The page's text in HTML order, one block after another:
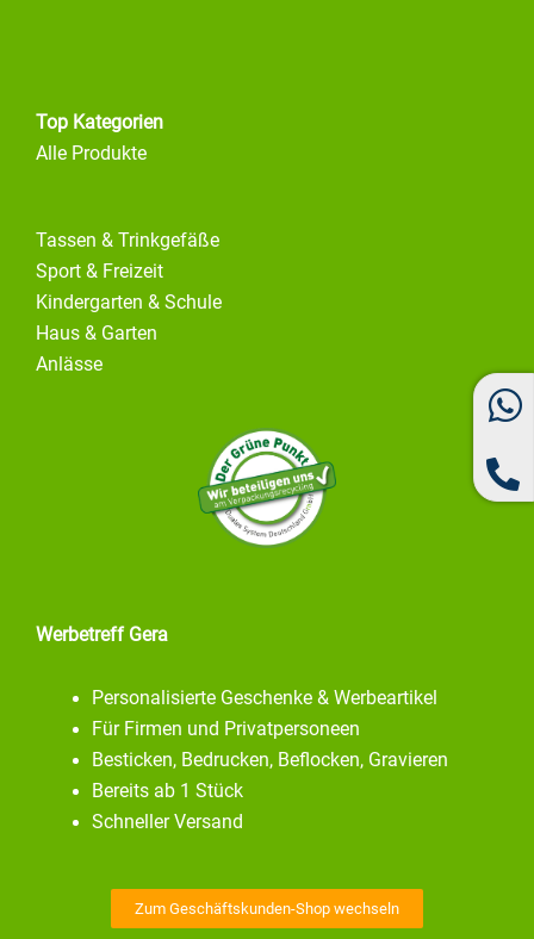
Top Kategorien
Alle Produkte
Tassen & Trinkgefäße
Sport & Freizeit
Kindergarten & Schule
Haus & Garten
Anlässe
Werbetreff Gera
Personalisierte Geschenke & Werbeartikel
Für Firmen und Privatpersoneen
Besticken, Bedrucken, Beflocken, Gravieren
Bereits ab 1 Stück
Schneller Versand
Zum Geschäftskunden-Shop wechseln